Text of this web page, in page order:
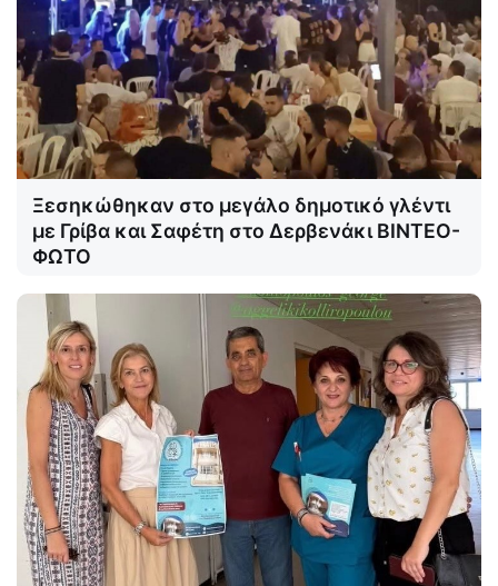
Ξεσηκώθηκαν στο μεγάλο δημοτικό γλέντι
με Γρίβα και Σαφέτη στο Δερβενάκι ΒΙΝΤΕΟ-
ΦΩΤΟ